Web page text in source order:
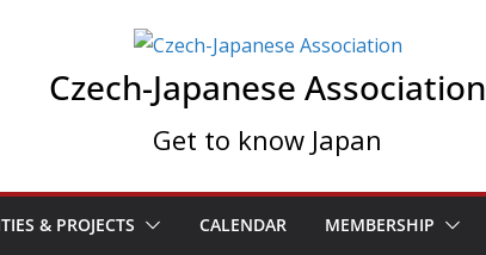
Czech-Japanese Association
Get to know Japan
& PROJECTS CALENDAR MEMBERSHIP